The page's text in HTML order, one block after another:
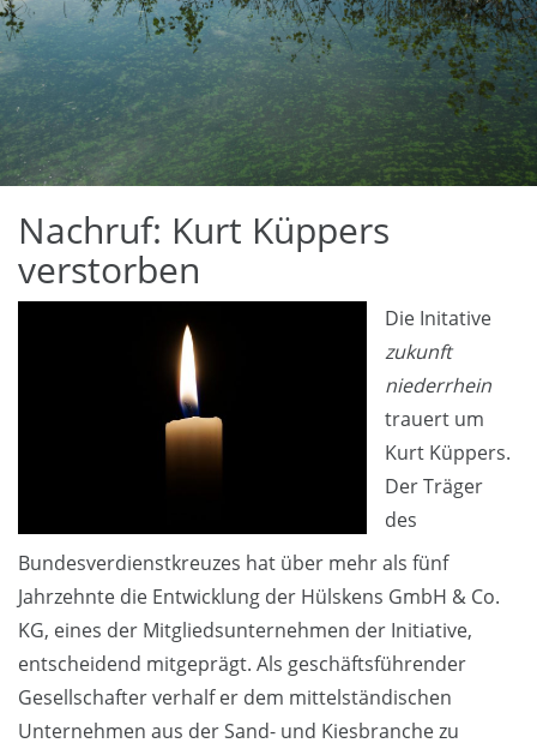
Nachruf: Kurt Küppers
verstorben
Die Initative
zukunft
niederrhein
trauert um
Kurt Küppers.
Der Träger
des
Bundesverdienstkreuzes hat über mehr als fünf
Jahrzehnte die Entwicklung der Hülskens GmbH & Co.
KG, eines der Mitgliedsunternehmen der Initiative,
entscheidend mitgeprägt. Als geschäftsführender
Gesellschafter verhalf er dem mittelständischen
Unternehmen aus der Sand- und Kiesbranche zu